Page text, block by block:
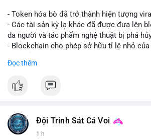
- Token hóa bò đã trở thành hiện tượng
- Các tài sản kỳ lạ khác đã được đưa lên
da người và tác phẩm nghệ thuật bị phá
- Blockchain cho phép sở hữu tỉ lệ nhỏ
- Câu hỏi về pháp lý, đạo đức và bảo mật
bất thường.
$btc $eth
Đọc thêm
Đội Trinh Sát Cá Voi
1 h